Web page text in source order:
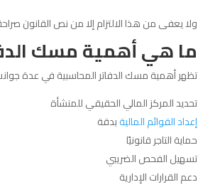
ولا يعفى من هذا الالتزام إلا من نص القانون
ما هي أهمية مسك
تظهر أهمية مسك الدفاتر المحاسبية في عدة
تحديد المركز المالي الحقيقي للمنشأة
إعداد القوائم الماليةبدقة
حماية التاجر قانونيًا
تسهيل الفحص الضريبي
دعم القرارات الإدارية